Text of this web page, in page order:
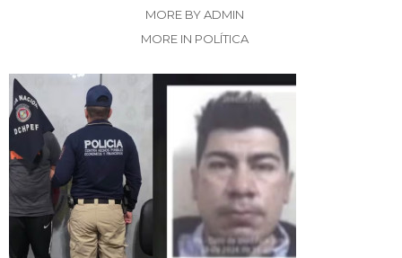
MORE BY ADMIN
MORE IN POLÍTICA